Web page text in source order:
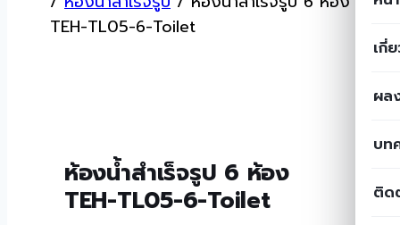
เกี่
ผล
บท
ติด
TEH-TL05-6-Toilet
ห้องน้ำสำเร็จรูป 6 ห้อง
TEH-TL05-6-Toilet